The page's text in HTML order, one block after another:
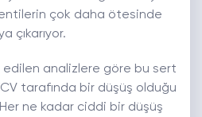
çok daha ötesinde
çıkarıyor.
analizlere göre bu sert
tarafında bir düşüş olduğu
ne kadar ciddi bir düşüş